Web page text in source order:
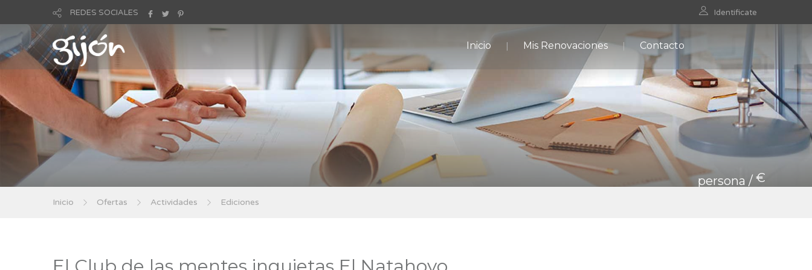
REDES SOCIALES Identificate
Inicio Mis Renovaciones Contacto
persona / €
Inicio Ofertas Actividades Ediciones